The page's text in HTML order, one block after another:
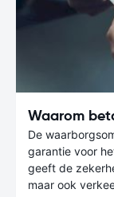
Waarom
De
garantie voor
geeft de
maar ook